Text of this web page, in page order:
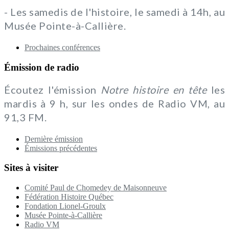
- Les samedis de l'histoire, le samedi à 14h, au
Musée Pointe-à-Callière.
Prochaines conférences
Émission de radio
Écoutez l'émission Notre histoire en têteles
mardis à 9 h, sur les ondes de Radio VM, au
91,3 FM.
Dernière émission
Émissions précédentes
Sites à visiter
Comité Paul de Chomedey de Maisonneuve
Fédération Histoire Québec
Fondation Lionel-Groulx
Musée Pointe-à-Callière
Radio VM